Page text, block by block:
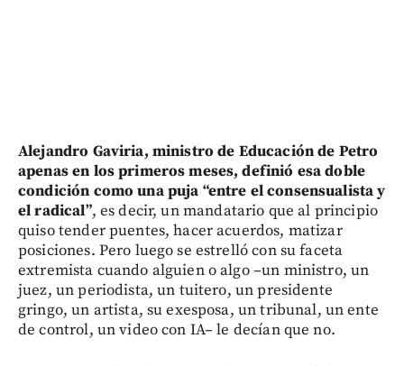
Alejandro Gaviria, ministro de Educación de Petro
apenas en los primeros meses, definió esa doble
condición como una puja “entre el consensualista y
el radical”, es decir, un mandatario que al principio
quiso tender puentes, hacer acuerdos, matizar
posiciones. Pero luego se estrelló con su faceta
extremista cuando alguien o algo –un ministro, un
juez, un periodista, un tuitero, un presidente
gringo, un artista, su exesposa, un tribunal, un ente
de control, un video con IA– le decían que no.